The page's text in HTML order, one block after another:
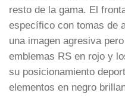
resto de la gama. El
específico con tomas de
una imagen agresiva
emblemas RS en rojo y
su posicionamiento
elementos en negro